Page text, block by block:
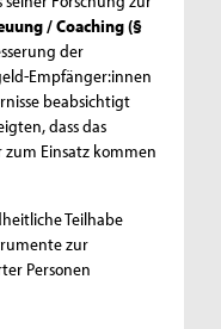
/ Coaching (§
der
Empfänger:innen
beabsichtigt
dass das
Einsatz kommen
Teilhabe
zur
Personen